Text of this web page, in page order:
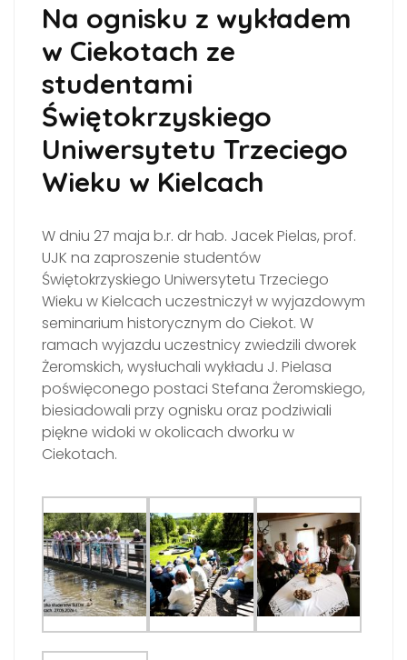
Na ognisku z wykładem
w Ciekotach ze
studentami
Świętokrzyskiego
Uniwersytetu Trzeciego
Wieku w Kielcach
W dniu 27 maja b.r. dr hab. Jacek Pielas, prof.
UJK na zaproszenie studentów
Świętokrzyskiego Uniwersytetu Trzeciego
Wieku w Kielcach uczestniczył w wyjazdowym
seminarium historycznym do Ciekot. W
ramach wyjazdu uczestnicy zwiedzili dworek
Żeromskich, wysłuchali wykładu J. Pielasa
poświęconego postaci Stefana Żeromskiego,
biesiadowali przy ognisku oraz podziwiali
piękne widoki w okolicach dworku w
Ciekotach.